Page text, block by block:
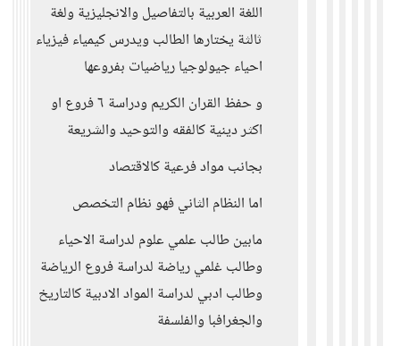
اللغة العربية بالتفاصيل والانجليزية ولغة
ثالثة يختارها الطالب ويدرس كيمياء فيزياء
احياء جيولوجيا رياضيات بفروعها
و حفظ القران الكريم ودراسة ٦ فروع او
اكثر دينية كالفقه والتوحيد والشريعة
بجانب مواد فرعية كالاقتصاد
اما النظام الثاني فهو نظام التخصص
مابين طالب علمي علوم لدراسة الاحياء
وطالب غلمي رياضة لدراسة فروع الرياضة
وطالب ادبي لدراسة المواد الادبية كالتاريخ
والجغرافبا والفلسفة